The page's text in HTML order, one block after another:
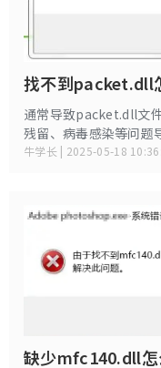
找不到packet.dll
通常导致packet.dll文
残留、病毒感染等问题
给大家分享3种修复办
牛学长 | 2025-05-18
缺少mfc140.dll怎